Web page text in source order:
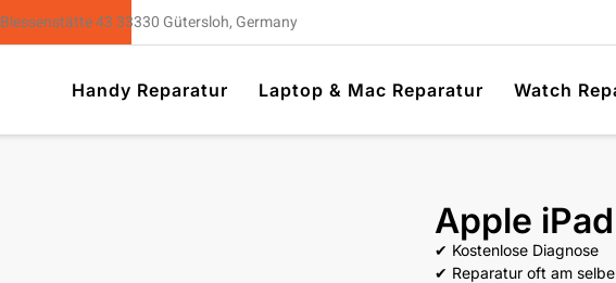
Blessenstätte 43 33330 Gütersloh, Germany
Handy Reparatur Laptop & Mac Reparatur Watch
Apple
✔ Kostenlose Diagnose
✔ Reparatur oft am